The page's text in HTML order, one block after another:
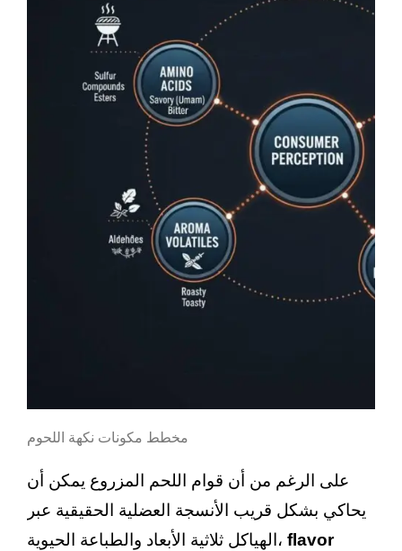
مخطط مكونات نكهة اللحوم
على الرغم من أن قوام اللحم المزروع يمكن أن
يحاكي بشكل قريب الأنسجة العضلية الحقيقية عبر
الهياكل ثلاثية الأبعاد والطباعة الحيوية، flavor